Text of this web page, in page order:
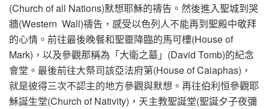
(Church of all Nations)默想耶穌的禱告。然後進入聖城到哭
牆(Western Wall)禱告，感受以色列人不能再到聖殿中敬拜
的心情。前往最後晚餐和聖靈降臨的馬可樓(House of
Mark)，以及參觀那稱為「大衛之墓」(David Tomb)的紀念
會堂。最後前往大祭司該亞法府第(House of Caiaphas)，
就是彼得三次不認主的地方參觀與默想。再往伯利恒參觀耶
穌誕生堂(Church of Nativity)，天主教聖誕堂(聖誕夕子夜彌